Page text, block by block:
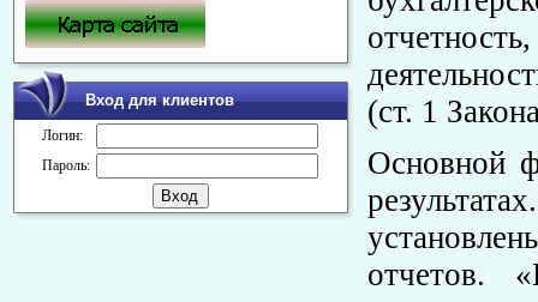
Вход для клиентов
Логин:
Пароль:
(ст. 1
Основной
отчетов.